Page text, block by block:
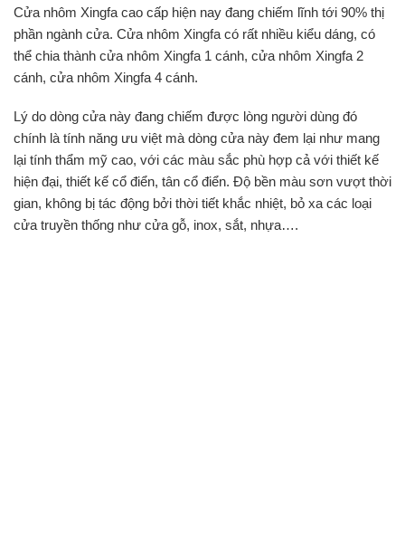
Cửa nhôm Xingfa cao cấp hiện nay đang chiếm lĩnh tới 90% thị
phần ngành cửa. Cửa nhôm Xingfa có rất nhiều kiểu dáng, có
thể chia thành cửa nhôm Xingfa 1 cánh, cửa nhôm Xingfa 2
cánh, cửa nhôm Xingfa 4 cánh.
Lý do dòng cửa này đang chiếm được lòng người dùng đó
chính là tính năng ưu việt mà dòng cửa này đem lại như mang
lại tính thẩm mỹ cao, với các màu sắc phù hợp cả với thiết kế
hiện đại, thiết kế cổ điển, tân cổ điển. Độ bền màu sơn vượt thời
gian, không bị tác động bởi thời tiết khắc nhiệt, bỏ xa các loại
cửa truyền thống như cửa gỗ, inox, sắt, nhựa….